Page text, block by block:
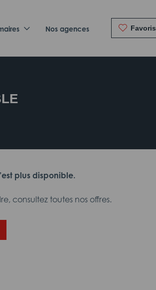
Nos agences Favoris
plus disponible.
consultez toutes nos offres.